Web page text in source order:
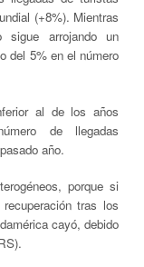
(+8%). Mientras
arrojando un
del 5% en el número
al de los años
de llegadas
año.
porque si
tras los
cayó, debido